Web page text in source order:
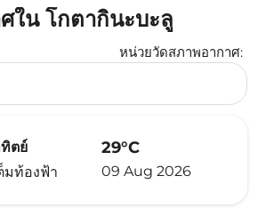
ใน โกตากินะบะลู
หน่วยวัดสภาพอากาศ:
ซลเซียส Selected
ตย์
มท้องฟ้า
29°C
09 Aug 2026